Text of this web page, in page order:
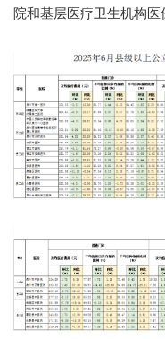
院和基层医疗卫生机构医